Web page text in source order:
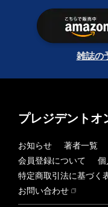
雑誌の
プレジデントオ
お知らせ 著者一覧
会員登録について
個
特定商取引法に基づく
お問い合わせ